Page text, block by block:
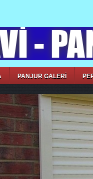
PANJUR GALERİ